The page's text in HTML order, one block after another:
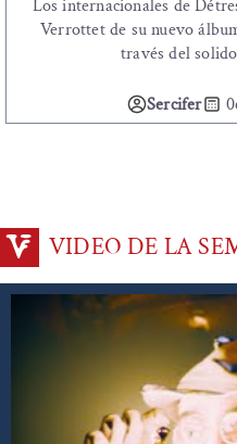
Los internacionales de
Verrottet de su nuevo
través del
Sercifer
VIDEO DE LA